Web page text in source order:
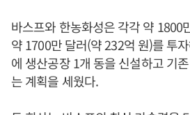
바스프와 한농화성은 각각 약 1800
약 1700만 달러(약 232억 원)를 투
에 생산공장 1개 동을 신설하고 기
는 계획을 세웠다.